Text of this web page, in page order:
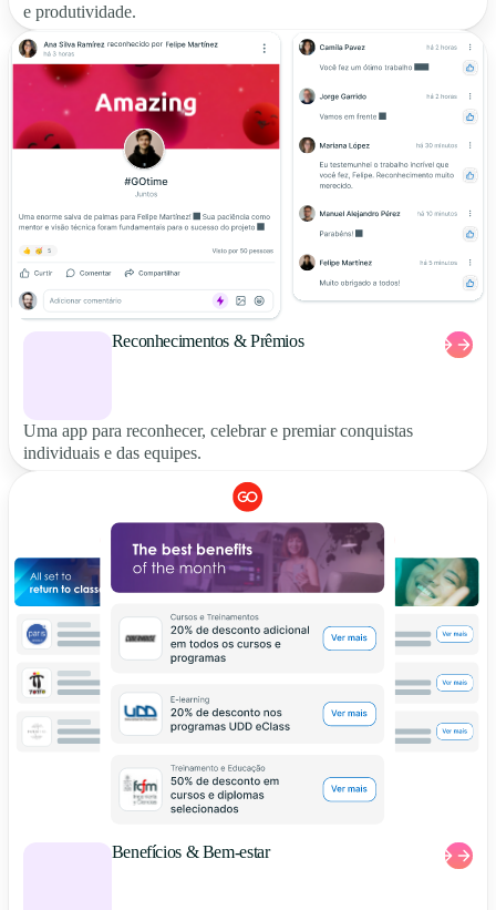
e produtividade.
Reconhecimentos & Prêmios
Uma app para reconhecer, celebrar e premiar conquistas
individuais e das equipes.
Benefícios & Bem-estar